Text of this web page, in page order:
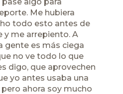
Me hubiera
todo esto antes de
y me arrepiento. A
gente es más ciega
no ve todo lo que
digo, que aprovechen
yo antes usaba una
ahora soy mucho